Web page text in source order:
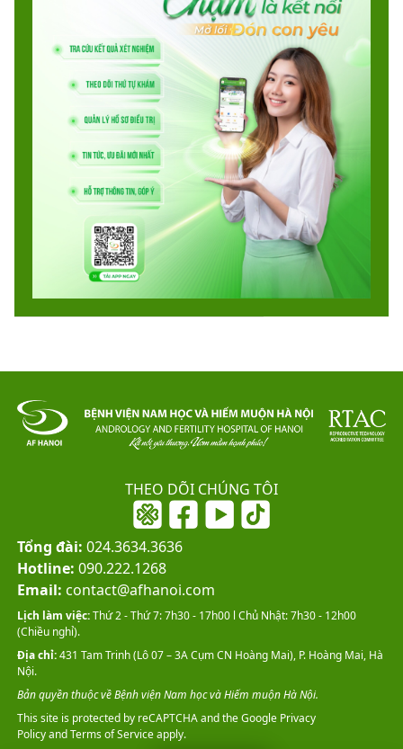
THEO DÕI CHÚNG TÔI
Tổng đài: 024.3634.3636
Hotline: 090.222.1268
Email: contact@afhanoi.com
This site is protected by reCAPTCHA and the GooglePrivacy
PolicyandTerms of Serviceapply.
Lịch làm việc:Thứ 2 - Thứ 7: 7h30 - 17h00 l Chủ Nhật: 7h30 - 12h00
(Chiều nghỉ).
Địa chỉ:431 Tam Trinh (Lô 07 – 3A Cụm CN Hoàng Mai), P. Hoàng Mai, Hà
Nội.
Bản quyền thuộc về Bệnh viện Nam học và Hiếm muộn Hà Nội.